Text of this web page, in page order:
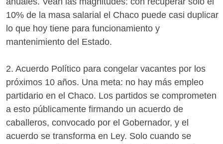
10% de la masa salarial el Chaco puede casi duplicar
lo que hoy tiene para funcionamiento y
mantenimiento del Estado.
2. Acuerdo Político para congelar vacantes por los
próximos 10 años. Una meta: no hay más empleo
partidario en el Chaco. Los partidos se comprometen
a esto públicamente firmando un acuerdo de
caballeros, convocado por el Gobernador, y el
acuerdo se transforma en Ley. Solo cuando se